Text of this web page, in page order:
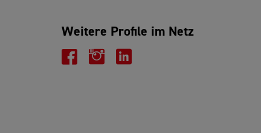
Weitere Profile im Netz